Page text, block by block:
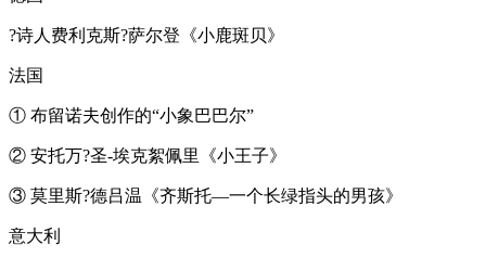
?诗人费利克斯?萨尔登《小鹿斑贝》
法国
① 布留诺夫创作的“小象巴巴尔”
② 安托万?圣-埃克絮佩里《小王子》
③ 莫里斯?德吕温《齐斯托—一个长绿指头的男孩》
意大利